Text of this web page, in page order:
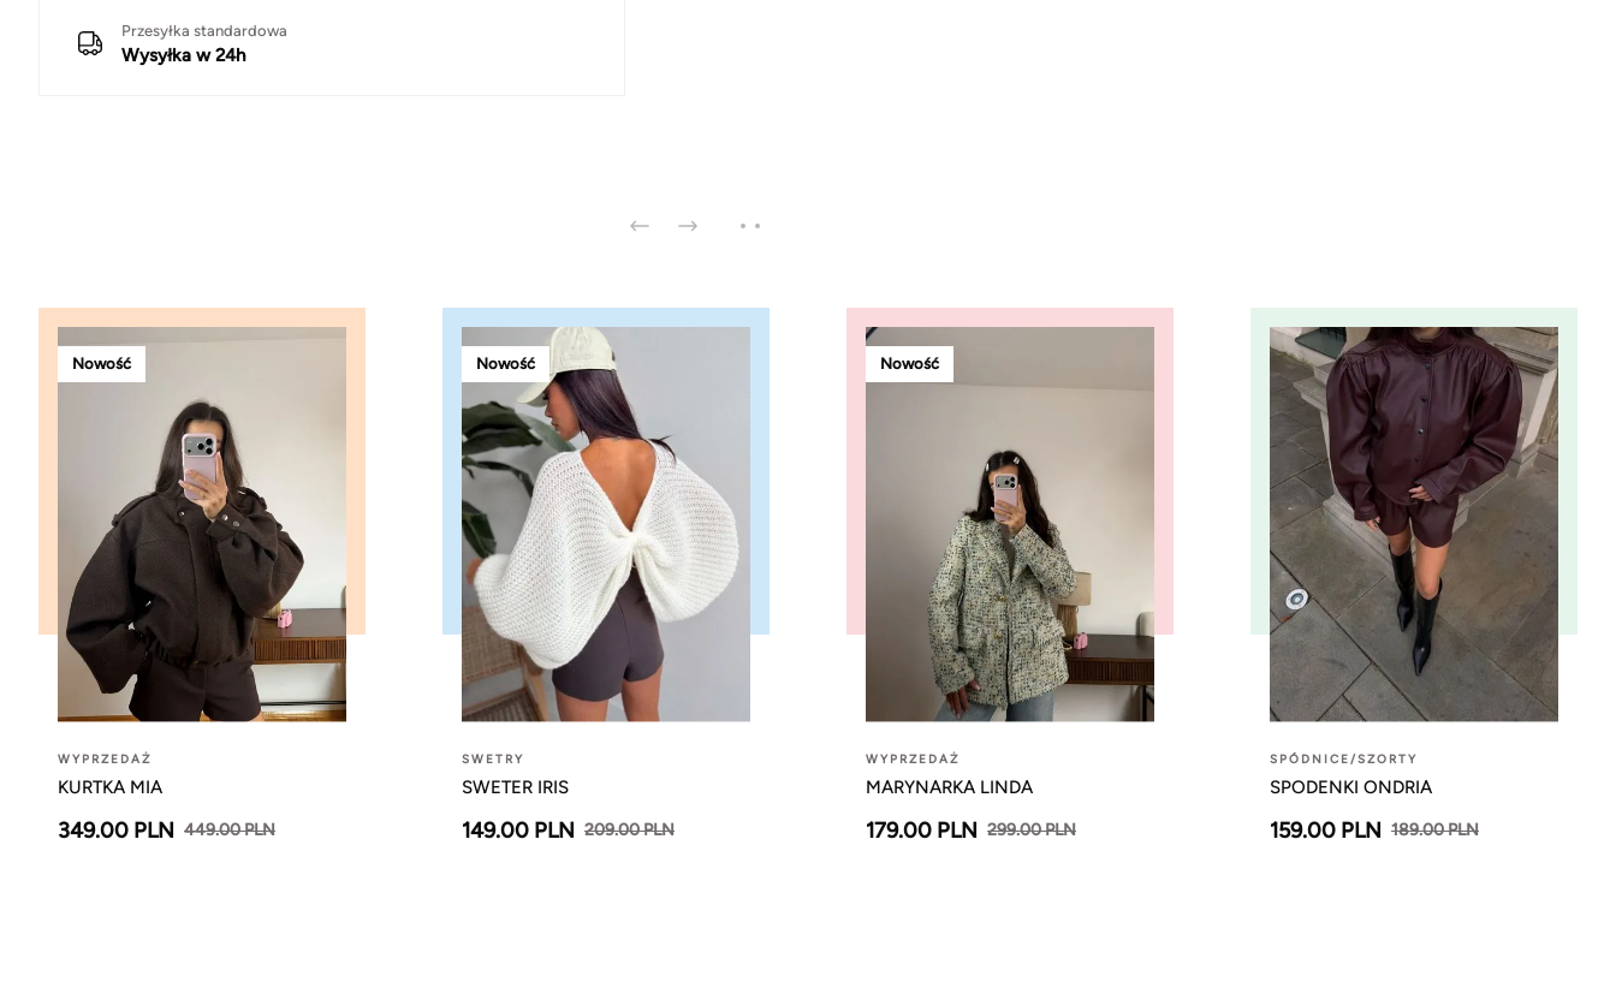
Przesyłka standardowa
Wysyłka w 24h
Nowość
WYPRZEDAŻ
KURTKA MIA
349.00 PLN 449.00 PLN
Nowość
SWETRY
SWETER IRIS
149.00 PLN 209.00 PLN
Nowość
WYPRZEDAŻ
MARYNARKA LINDA
179.00 PLN 299.00 PLN
SPÓDNICE/SZORTY
SPODENKI ONDRIA
159.00 PLN 189.00 PLN